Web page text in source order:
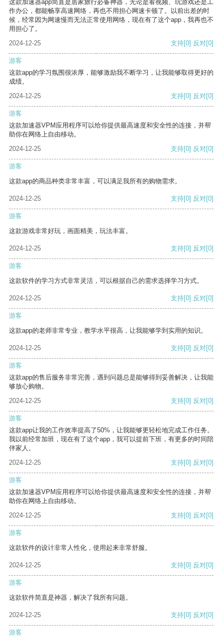
这款加速器app简直是居家旅行必备神器，无论是看视频、玩游戏还是工
作办公，都能畅享高速网络，再也不用担心网速卡顿了。以前出差的时
候，经常因为网速慢而无法正常使用网络，现在有了这个app，我再也不
用担心了。
2024-12-25
支持[0] 反对[0]
游客
这款app的学习氛围很浓厚，能够激励我不断学习，让我能够取得更好的
成绩。
2024-12-25
支持[0] 反对[0]
游客
这款加速器VPM应用程序可以给你提供最高速度和安全性的连接，并帮
助你在网络上自由移动。
2024-12-25
支持[0] 反对[0]
游客
这款app的商品种类非常丰富，可以满足我所有的购物需求。
2024-12-25 支持[0] 反对[0]
游客
这款游戏非常好玩，画面精美，玩法丰富。
2024-12-25 支持[0] 反对[0]
游客
这款软件的学习方式非常灵活，可以根据自己的需求选择学习方式。
2024-12-25 支持[0] 反对[0]
游客
这款app的老师非常专业，教学水平很高，让我能够学到实用的知识。
2024-12-25 支持[0] 反对[0]
游客
这款app的售后服务非常完善，遇到问题总是能够得到妥善解决，让我能
够放心购物。
2024-12-25
支持[0] 反对[0]
游客
这款app让我的工作效率提高了50%，让我能够更轻松地完成工作任务。
我以前经常加班，现在有了这个app，我可以提前下班，有更多的时间陪
伴家人。
2024-12-25
支持[0] 反对[0]
游客
这款加速器VPM应用程序可以给你提供最高速度和安全性的连接，并帮
助你在网络上自由移动。
2024-12-25
支持[0] 反对[0]
游客
这款软件的设计非常人性化，使用起来非常舒服。
2024-12-25 支持[0] 反对[0]
游客
这款软件简直是神器，解决了我所有问题。
2024-12-25 支持[0] 反对[0]
游客